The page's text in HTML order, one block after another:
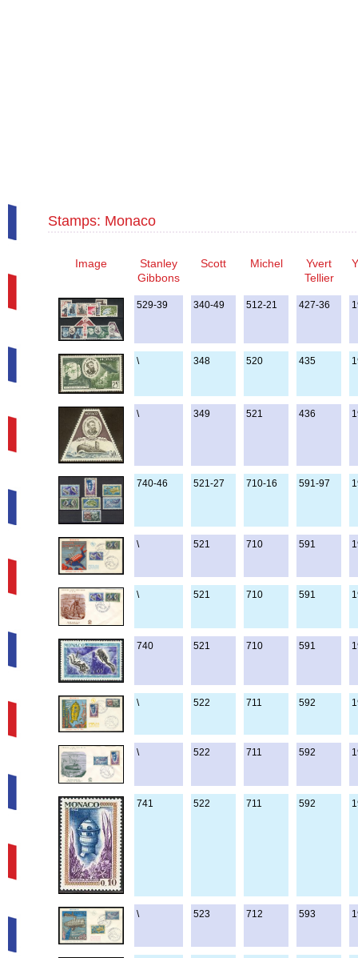
Stamps: Monaco
Image
Stanley
Gibbons
Scott Michel
Yvert
Tellier
529-39 340-49 512-21 427-36
\ 348 520 435
\ 349 521 436
740-46 521-27 710-16 591-97
\ 521 710 591
\ 521 710 591
740 521 710 591
\ 522 711 592
\ 522 711 592
741 522 711 592
\ 523 712 593